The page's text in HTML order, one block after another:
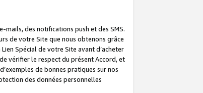
mails, des notifications push et des SMS.
de votre Site que nous obtenons grâce
Spécial de votre Site avant d’acheter
vérifier le respect du présent Accord, et
de bonnes pratiques sur nos
des données personnelles